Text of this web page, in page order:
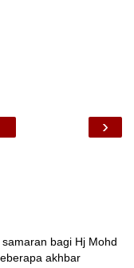
›
bagi Hj Mohd
akhbar